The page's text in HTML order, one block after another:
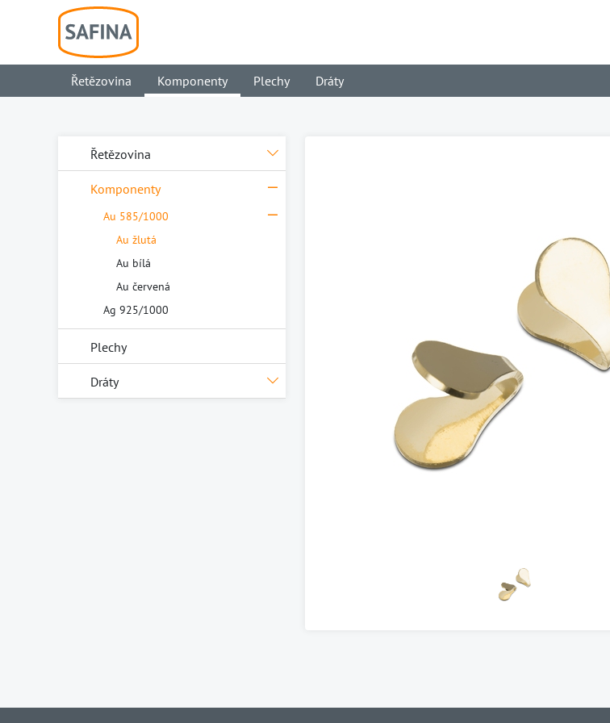
Řetězovina
Komponenty
Au 585/1000
Au žlutá
Au bílá
Au červená
Ag 925/1000
Plechy
Dráty
Řetězovina Komponenty Plechy Dráty